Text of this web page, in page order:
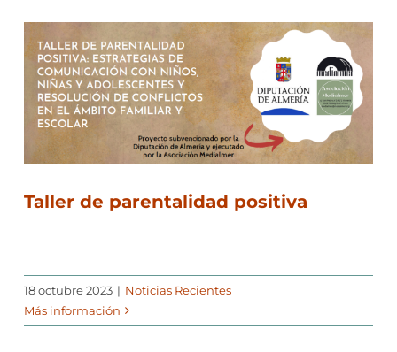
Taller de parentalidad positiva
18 octubre 2023 | Noticias Recientes
Más información